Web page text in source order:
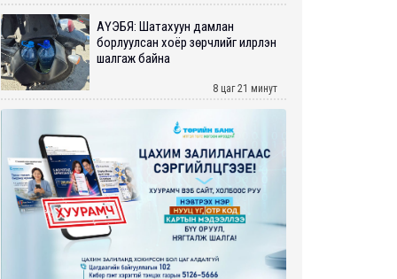
АҮЭБЯ: Шатахуун дамлан
борлуулсан хоёр зөрчлийг илрүүлэн
шалгаж байна
8 цаг 21 минут